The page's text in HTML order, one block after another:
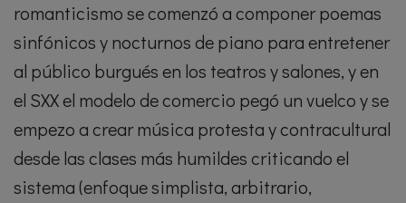
romanticismo se comenzó a componer poemas
sinfónicos y nocturnos de piano para entretener
al público burgués en los teatros y salones, y en
el SXX el modelo de comercio pegó un vuelco y se
empezo a crear música protesta y contracultural
desde las clases más humildes criticando el
sistema (enfoque simplista, arbitrario,